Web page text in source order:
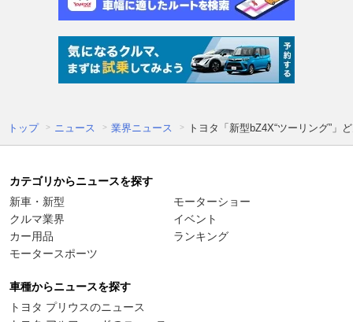
トップ ニュース 業界ニュース トヨタ「新型bZ4X“ツーリング”
カテゴリからニュースを探す
新車・新型
クルマ業界
カー用品
モータースポーツ
モーターショー
イベント
ランキング
車種からニュースを探す
トヨタ プリウスのニュース